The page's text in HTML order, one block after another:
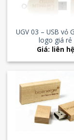
UGV 03 – USB vỏ
logo giá rẻ
Giá: liên hệ